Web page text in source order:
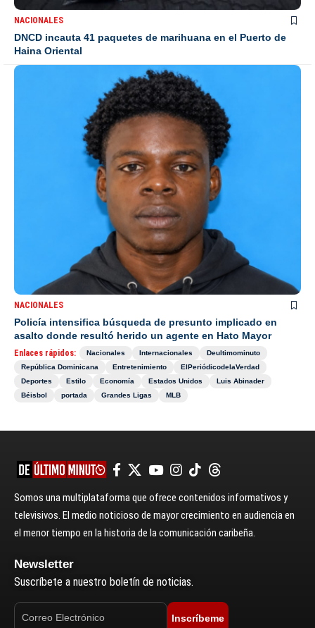
NACIONALES
DNCD incauta 41 paquetes de marihuana en el Puerto de
Haina Oriental
NACIONALES
Policía intensifica búsqueda de presunto implicado en
asalto donde resultó herido un agente en Hato Mayor
Enlaces rápidos: Nacionales Internacionales
Deultimominuto
República Dominicana
Entretenimiento
ElPeriódicodelaVerdad
Deportes
Estilo Economía Estados Unidos
Luis Abinader
Béisbol
portada Grandes Ligas MLB
Somos una multiplataforma que ofrece contenidos informativos y
televisivos. El medio noticioso de mayor crecimiento en audiencia en
el menor tiempo en la historia de la comunicación caribeña.
Newsletter
Suscríbete a nuestro boletín de noticias.
Inscríbeme